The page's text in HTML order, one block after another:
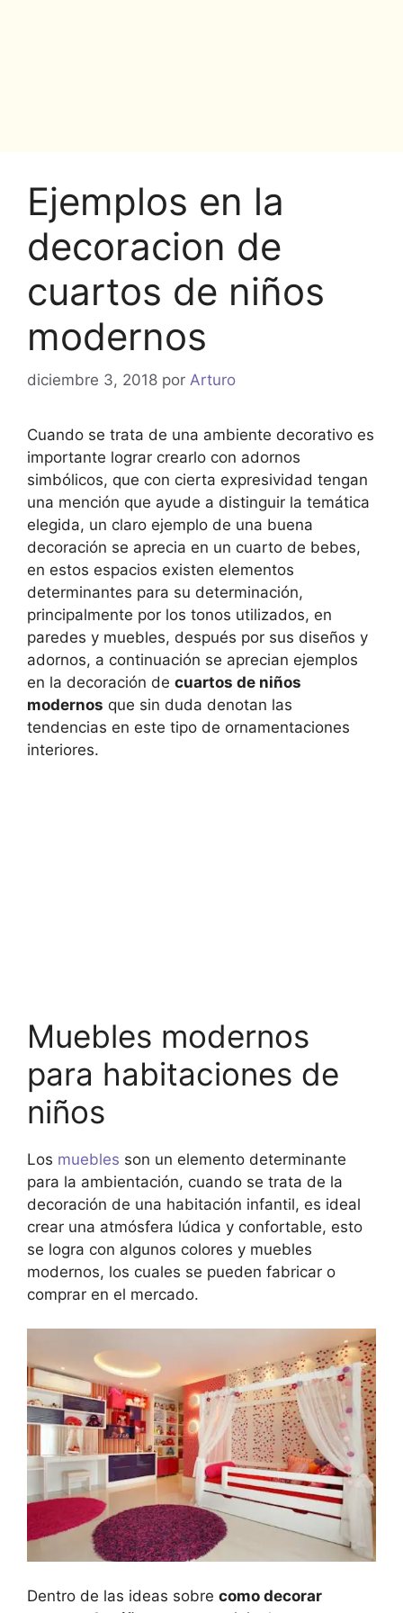
Ejemplos en la
decoracion de
cuartos de niños
modernos
diciembre 3, 2018 por Arturo
Cuando se trata de una ambiente decorativo es
importante lograr crearlo con adornos
simbólicos, que con cierta expresividad tengan
una mención que ayude a distinguir la temática
elegida, un claro ejemplo de una buena
decoración se aprecia en un cuarto de bebes,
en estos espacios existen elementos
determinantes para su determinación,
principalmente por los tonos utilizados, en
paredes y muebles, después por sus diseños y
adornos, a continuación se aprecian ejemplos
en la decoración de cuartos de niños
modernos que sin duda denotan las
tendencias en este tipo de ornamentaciones
interiores.
Muebles modernos
para habitaciones de
niños
Los muebles son un elemento determinante
para la ambientación, cuando se trata de la
decoración de una habitación infantil, es ideal
crear una atmósfera lúdica y confortable, esto
se logra con algunos colores y muebles
modernos, los cuales se pueden fabricar o
comprar en el mercado.
Dentro de las ideas sobre como decorar